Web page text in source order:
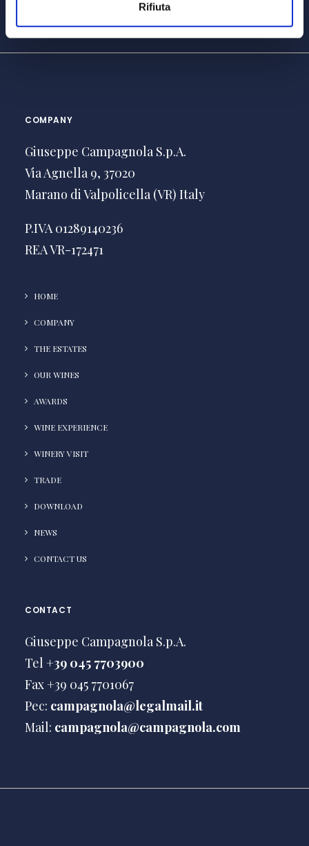
Rifiuta
COMPANY
Giuseppe Campagnola S.p.A.
Via Agnella 9, 37020
Marano di Valpolicella (VR) Italy
P.IVA 01289140236
REA VR-172471
HOME
COMPANY
THE ESTATES
OUR WINES
AWARDS
WINE EXPERIENCE
WINERY VISIT
TRADE
DOWNLOAD
NEWS
CONTACT US
CONTACT
Giuseppe Campagnola S.p.A.
Tel +39 045 7703900
Fax +39 045 7701067
Pec: campagnola@legalmail.it
Mail: campagnola@campagnola.com